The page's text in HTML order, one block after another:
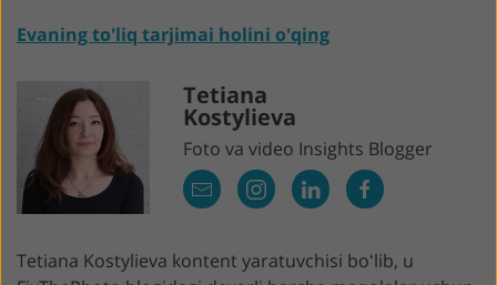
Evaning to'liq tarjimai holini o'qing
Tetiana
Kostylieva
Foto va video Insights Blogger
Tetiana Kostylieva kontent yaratuvchisi boʻlib, u